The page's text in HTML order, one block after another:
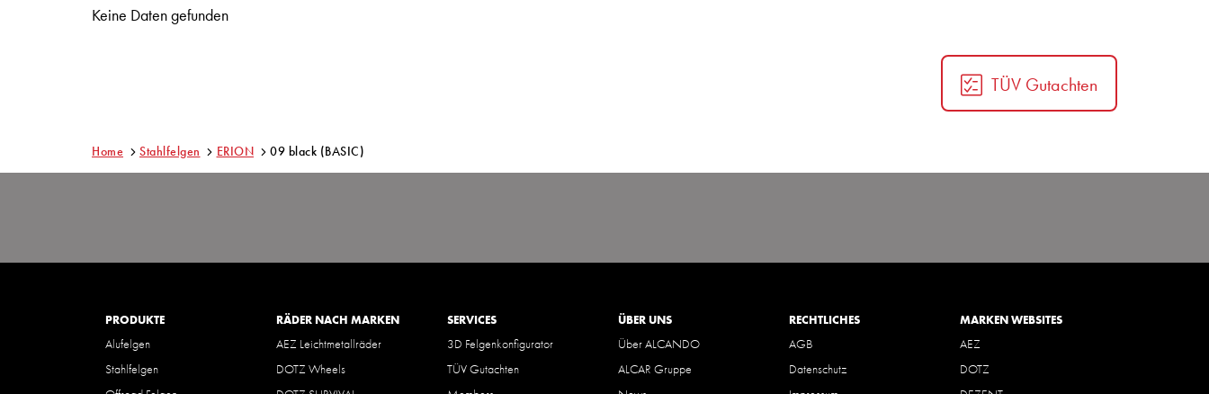
Keine Daten gefunden
TÜV Gutachten
Home Stahlfelgen ERION 09 black (BASIC)
PRODUKTE
Alufelgen
Stahlfelgen
RÄDER NACH MARKEN
AEZ Leichtmetallräder
DOTZ Wheels
SERVICES
3D Felgenkonfigurator
TÜV Gutachten
ÜBER UNS
Über ALCANDO
ALCAR Gruppe
RECHTLICHES
AGB
Datenschutz
MARKEN WEBSITES
AEZ
DOTZ